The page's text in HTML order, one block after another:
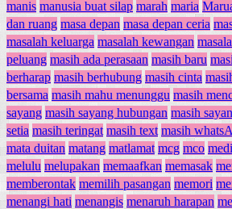
manis manusia buat silap marah maria
dan ruang masa depan masa depan ceria
masalah keluarga masalah kewangan
peluang masih ada perasaan masih baru
berharap masih berhubung masih cinta
bersama masih mahu menunggu masih
sayang masih sayang hubungan masih
setia masih teringat masih text masih
mata duitan matang matlamat mcg mco
melulu melupakan memaafkan memasak
memberontak memilih pasangan memori
menangi hati menangis menaruh harapan